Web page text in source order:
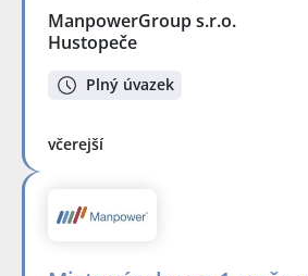
ManpowerGroup s.r.o.
Hustopeče
Plný úvazek
včerejší